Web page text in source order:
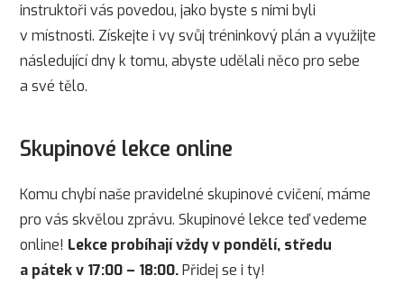
instruktoři vás povedou, jako byste s nimi byli
v místnosti. Získejte i vy svůj tréninkový plán a využijte
následující dny k tomu, abyste udělali něco pro sebe
a své tělo.
Skupinové lekce online
Komu chybí naše pravidelné skupinové cvičení, máme
pro vás skvělou zprávu. Skupinové lekce teď vedeme
online! Lekce probíhají vždy v pondělí, středu
a pátek v 17:00 – 18:00.Přidej se i ty!